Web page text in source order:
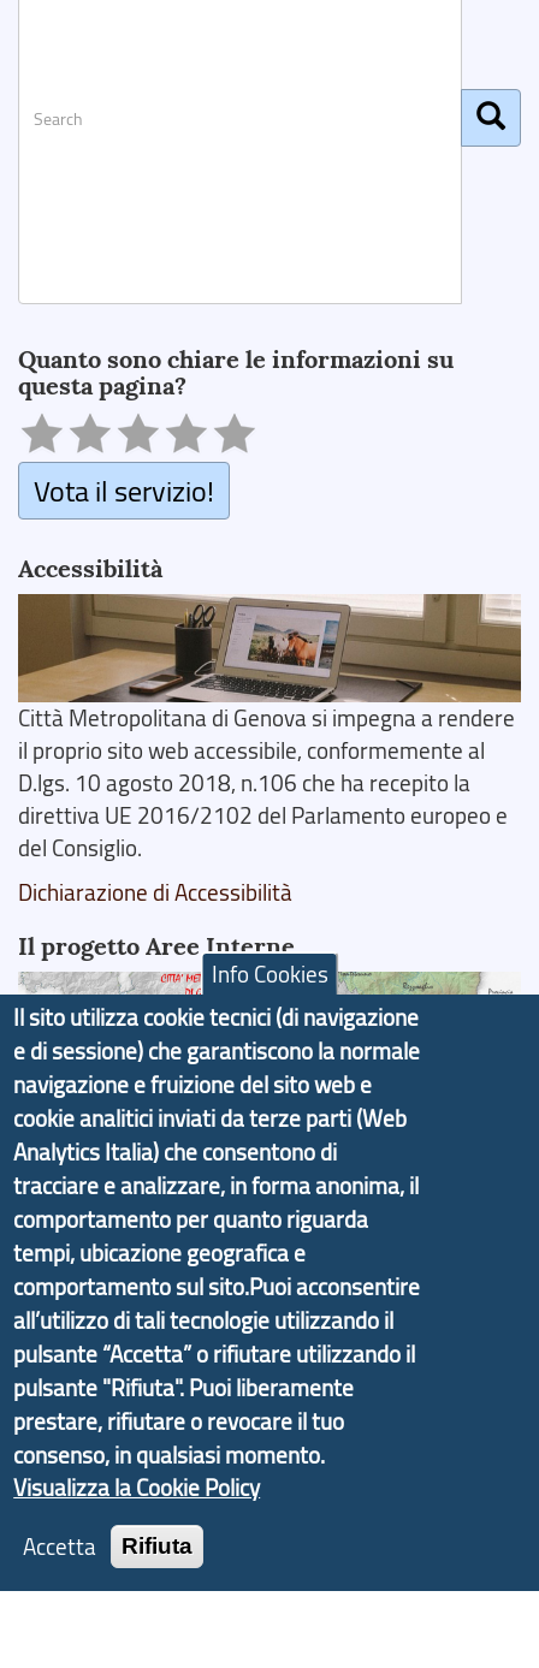
Quanto sono chiare le informazioni su
questa pagina?
Vota il servizio!
Accessibilità
Città Metropolitana di Genova si impegna a rendere
il proprio sito web accessibile, conformemente al
D.lgs. 10 agosto 2018, n.106 che ha recepito la
direttiva UE 2016/2102 del Parlamento europeo e
del Consiglio.
Dichiarazione di Accessibilità
Il progetto Aree Interne
Il portale di marketing territoriale e sviluppo locale
di Genova Città Metropolitana si è sviluppato a
partire dal progetto nazionale Aree Interne
promosso dal Dipartimento per lo Sviluppo
Economico e finalizzato al rilancio socio-economico
delle valli dell’entroterra. In particolare fornisce
informazioni ed aggiornamenti sullaStrategia
d'Area Antola-Tigullio, in collaborazione con Regione
Liguria ed ANCI Liguria.
Copyright © 2017 Città metropolitana di Genova |
CF: 80007350103
Tecnologie e Accessibilità
Info Cookies
Il sito utilizza cookie tecnici (di navigazione
e di sessione) che garantiscono la normale
navigazione e fruizione del sito web e
cookie analitici inviati da terze parti (Web
Analytics Italia) che consentono di
tracciare e analizzare, in forma anonima, il
comportamento per quanto riguarda
tempi, ubicazione geografica e
comportamento sul sito.Puoi acconsentire
all’utilizzo di tali tecnologie utilizzando il
pulsante “Accetta” o rifiutare utilizzando il
pulsante "Rifiuta". Puoi liberamente
prestare, rifiutare o revocare il tuo
consenso, in qualsiasi momento.
Visualizza la Cookie Policy
Accetta
Rifiuta